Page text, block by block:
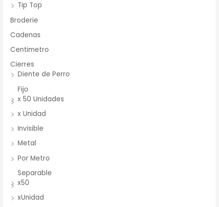
Tip Top
Broderie
Cadenas
Centimetro
Cierres
Diente de Perro
Fijo
x 50 Unidades
x Unidad
Invisible
Metal
Por Metro
Separable
x50
xUnidad